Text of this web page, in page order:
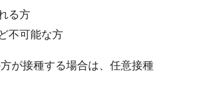
る方
不可能な方
が接種する場合は、任意接種